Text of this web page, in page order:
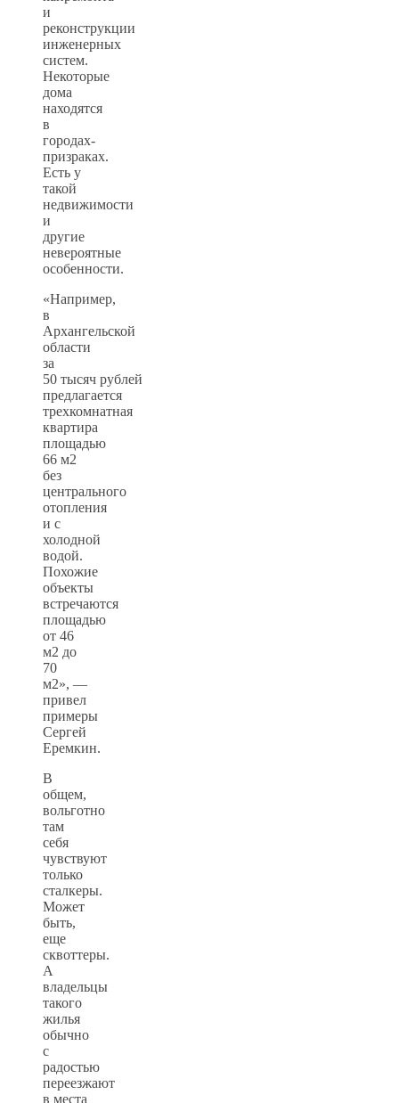
и
реконструкции
инженерных
систем.
Некоторые
дома
находятся
в
городах-
призраках.
Есть у
такой
недвижимости
и
другие
невероятные
особенности.
«Например,
в
Архангельской
области
за
50 тысяч рублей
предлагается
трехкомнатная
квартира
площадью
66 м2
без
центрального
отопления
и с
холодной
водой.
Похожие
объекты
встречаются
площадью
от 46
м2 до
70
м2», —
привел
примеры
Сергей
Еремкин.
В
общем,
вольготно
там
себя
чувствуют
только
сталкеры.
Может
быть,
еще
сквоттеры.
А
владельцы
такого
жилья
обычно
с
радостью
переезжают
в места